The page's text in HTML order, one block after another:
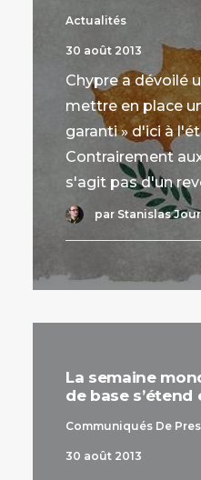
Actualités
30 août 2013
Chypre a dévoilé
mettre en place
garanti » d'ici à
Contrairement
s'agit pas d'un
par Stanislas
La semaine
de base s’étend
Communiqués De
30 août 2013